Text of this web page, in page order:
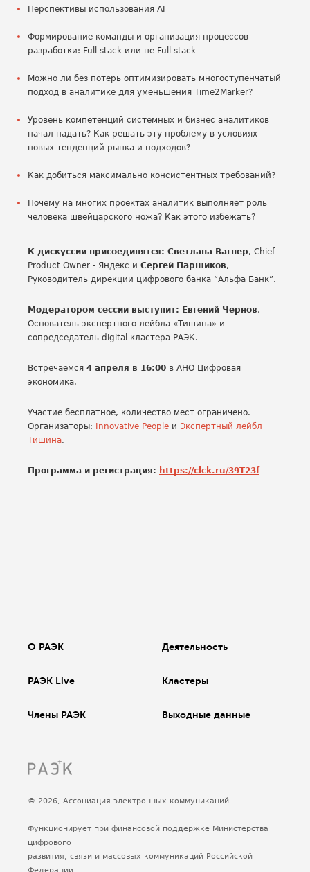
Перспективы использования AI
Формирование команды и организация процессов
разработки: Full-stack или не Full-stack
Можно ли без потерь оптимизировать многоступенчатый
подход в аналитике для уменьшения Time2Marker?
Уровень компетенций системных и бизнес аналитиков
начал падать? Как решать эту проблему в условиях
новых тенденций рынка и подходов?
Как добиться максимально консистентных требований?
Почему на многих проектах аналитик выполняет роль
человека швейцарского ножа? Как этого избежать?
К дискуссии присоединятся: Светлана Вагнер, Сhief
Product Owner - Яндекс и Сергей Паршиков,
Руководитель дирекции цифрового банка “Альфа Банк”.
Модератором сессии выступит: Евгений Чернов,
Основатель экспертного лейбла «Тишина» и
сопредседатель digital-кластера РАЭК.
Встречаемся 4 апреля в 16:00 в АНО Цифровая
экономика.
Участие бесплатное, количество мест ограничено.
Организаторы:
Innovative People и Экспертный лейбл
Тишина.
Программа и регистрация: https://clck.ru/39T23f
О РАЭК Деятельность
РАЭК Live Кластеры
Члены РАЭК Выходные данные
© 2026, Ассоциация электронных коммуникаций
Функционирует при финансовой поддержке Министерства
цифрового
развития, связи и массовых коммуникаций Российской